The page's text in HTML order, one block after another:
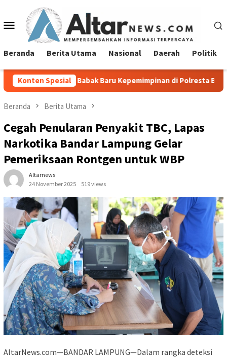
konten Menu
Mobile
Beranda Berita Utama Nasional Daerah Politik
Konten Spesial
Babak Baru Kepemimpinan di Polresta Bandar Lampung
Beranda Berita Utama
Cegah Penularan Penyakit TBC, Lapas
Narkotika Bandar Lampung Gelar
Pemeriksaan Rontgen untuk WBP
Altarnews
24 November 2025
519 views
AltarNews.com—BANDAR LAMPUNG—Dalam rangka deteksi